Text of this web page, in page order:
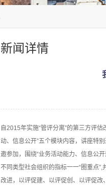
新闻详情
自2015年实施“管评分离”的第三方评
动、信息公开”五个模块内容，讲座特
邀参加，围绕“业务活动能力、信息公
不同类型社会组织的指标一一“圈重点
改进，以评促建、以评促创、以评促